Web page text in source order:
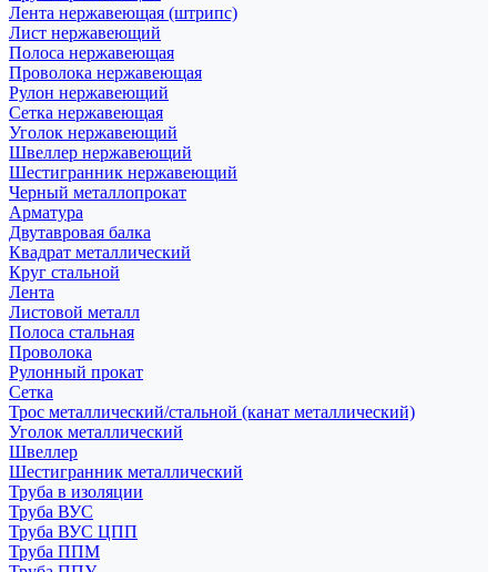
Лента нержавеющая (штрипс)
Лист нержавеющий
Полоса нержавеющая
Проволока нержавеющая
Рулон нержавеющий
Сетка нержавеющая
Уголок нержавеющий
Швеллер нержавеющий
Шестигранник нержавеющий
Черный металлопрокат
Арматура
Двутавровая балка
Квадрат металлический
Круг стальной
Лента
Листовой металл
Полоса стальная
Проволока
Рулонный прокат
Сетка
Трос металлический/стальной (канат металлический)
Уголок металлический
Швеллер
Шестигранник металлический
Труба в изоляции
Труба ВУС
Труба ВУС ЦПП
Труба ППМ